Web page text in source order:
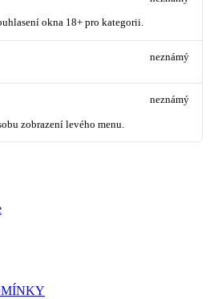
okna 18+ pro kategorii.
neznámý
zobrazení levého menu.
neznámý